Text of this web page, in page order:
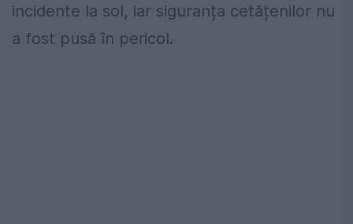
incidente la sol, iar siguranța cetățenilor nu
a fost pusă în pericol.